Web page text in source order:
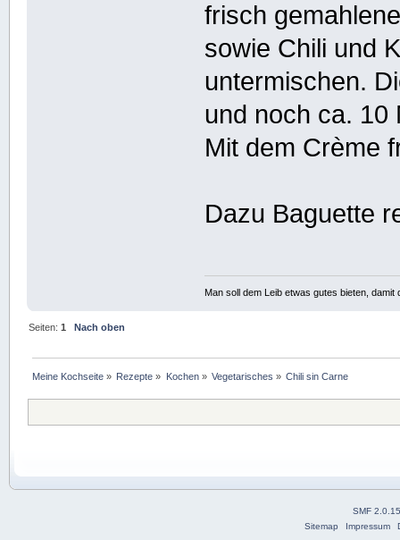
frisch
sowie Chili und
untermischen.
und noch ca. 10
Mit dem Crème
Dazu Baguette
Man soll dem Leib etwas gutes bieten,
Seiten:1 Nach oben
Meine Kochseite » Rezepte » Kochen» Vegetarisches » Chili sin Carne
SMF
Sitemap
Impressum